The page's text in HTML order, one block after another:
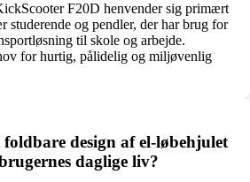
F20D henvender sig primært
studerende og pendler, der har brug for
til skole og arbejde.
for hurtig, pålidelig og miljøvenlig
design af el-løbehjulet
daglige liv?